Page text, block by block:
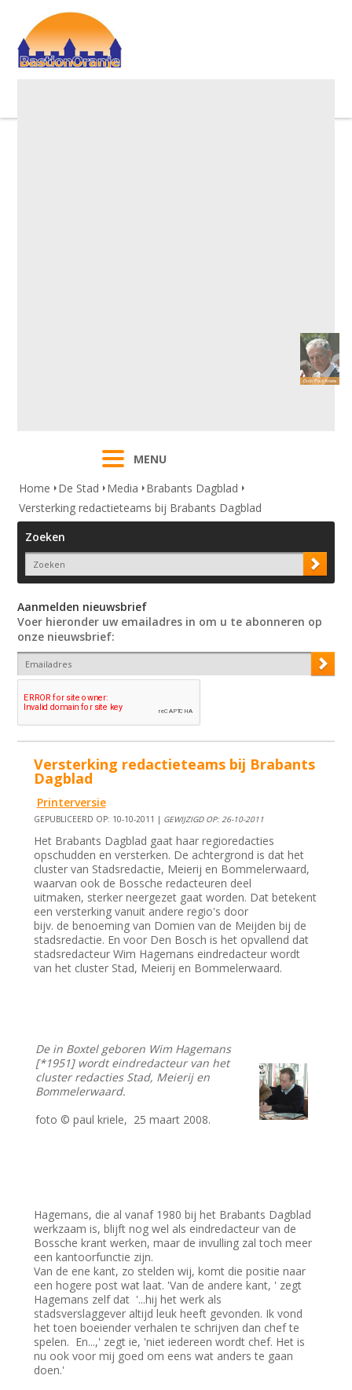
MENU
Home
De Stad Media
Brabants Dagblad
Versterking redactieteams bij Brabants Dagblad
Zoeken
Aanmelden nieuwsbrief
Voer hieronder uw emailadres in om u te abonneren op
onze nieuwsbrief:
Versterking redactieteams bij Brabants
Dagblad
Printerversie
GEPUBLICEERD OP: 10-10-2011 | GEWIJZIGD OP: 26-10-2011
Het Brabants Dagblad gaat haar regioredacties
opschudden en versterken. De achtergrond is dat het
cluster van Stadsredactie, Meierij en Bommelerwaard,
waarvan ook de Bossche redacteuren deel
uitmaken, sterker neergezet gaat worden. Dat betekent
een versterking vanuit andere regio's door
bijv. de benoeming van Domien van de Meijden bij de
stadsredactie. En voor Den Bosch is het opvallend dat
stadsredacteur Wim Hagemans eindredacteur wordt
van het cluster Stad, Meierij en Bommelerwaard.
De in Boxtel geboren Wim Hagemans
[*1951] wordt eindredacteur van het
cluster redacties Stad, Meierij en
Bommelerwaard.
foto © paul kriele, 25 maart 2008.
Hagemans, die al vanaf 1980 bij het Brabants Dagblad
werkzaam is, blijft nog wel als eindredacteur van de
Bossche krant werken, maar de invulling zal toch meer
een kantoorfunctie zijn.
Van de ene kant, zo stelden wij, komt die positie naar
een hogere post wat laat. 'Van de andere kant, ' zegt
Hagemans zelf dat '...hij het werk als
stadsverslaggever altijd leuk heeft gevonden. Ik vond
het toen boeiender verhalen te schrijven dan chef te
spelen. En...,' zegt ie, 'niet iedereen wordt chef. Het is
nu ook voor mij goed om eens wat anders te gaan
doen.'